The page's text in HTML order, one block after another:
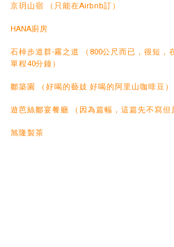
京玥山宿 （只能在Airbnb訂）
HANA廚房
石棹步道群-霧之道 （ 800公尺而已，很短，
單程40分鐘）
鄒築園 （好喝的藝妓 好喝的阿里山咖啡豆）
遊芭絲鄒宴餐廳 （因為篇幅，這篇先不寫
旭隆製茶